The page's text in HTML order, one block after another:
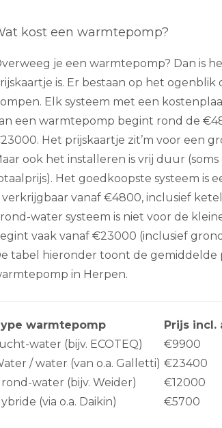
kost een warmtepomp?
je een warmtepomp? Dan is
is. Er bestaan op het
Elk systeem met een
een warmtepomp begint rond de
Het prijskaartje zit’m voor een
ook het installeren is vrij duur
Het goedkoopste systeem is
verkrijgbaar vanaf €4800, inclusief
water systeem is niet voor de
vaak vanaf €23000 (inclusief
tabel hieronder toont de gemiddelde
in Herpen.
warmtepomp
Prijs incl.
water (bijv. ECOTEQ)
€9900
/ water (van o.a. Galletti) €23400
water (bijv. Weider)
€12000
(via o.a. Daikin)
€5700